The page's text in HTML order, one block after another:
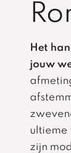
Het
jouw
ultieme
zijn